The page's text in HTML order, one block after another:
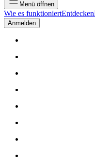
Menü öffnen
Wie es funktioniertEntdecken
Anmelden